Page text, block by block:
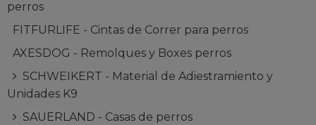
perros
FITFURLIFE - Cintas de Correr para perros
AXESDOG - Remolques y Boxes perros
SCHWEIKERT - Material de Adiestramiento y
Unidades K9
SAUERLAND - Casas de perros